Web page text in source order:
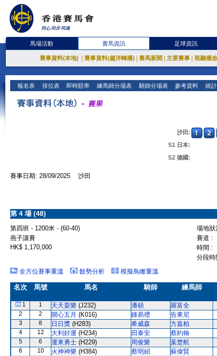
馬場活動 賽馬資訊 足球資訊
賽事資料(本地) 賽事資料(越洋轉播) 賽馬新聞 主要賽事 視聽播
報名表 排位表 即時賠率 練馬師分場表 騎師分場表 參考資料 統
沙田:
S1 日本:
S2 德國:
賽事日期: 28/09/2025 沙田
第 4 場 (48)
第四班 - 1200米 - (60-40)
場地
燕子讓賽
賽道 :
HK$ 1,170,000
時間 :
分段
全方位賽事重溫
餘勢分析 模擬鳥瞰重溫
名次 馬號 馬名 騎師 練馬師
1 1 天天耍樂 (J232) 潘頓 羅富全
2 2 開心五月 (K016) 鍾易禮 告東尼
3 8 日日獎 (H283) 希威森 方嘉柏
4 12 大利好運 (H234) 田泰安 蔡約翰
5 6 運來勇士 (H229) 周俊樂 葉楚航
6 10 火神神樂 (H384) 蔡明紹 蘇偉賢